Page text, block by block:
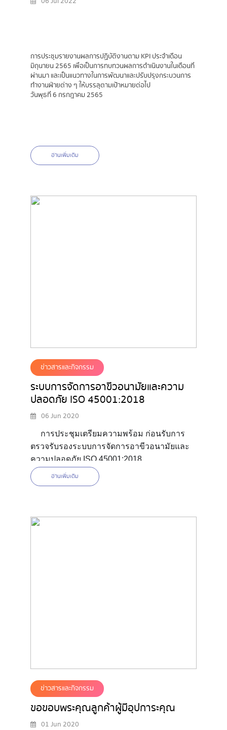
การประชุมรายงานผลการปฏิบัติงานตาม KPI ประจำเดือน
มิถุนายน 2565 เพื่อเป็นการทบทวนผลการดำเนินงานในเดือนที่
ผ่านมา และเป็นแนวทางในการพัฒนาและปรับปรุงกระบวนการ
ทำงานฝ่ายต่าง ๆ ให้บรรลุตามเป้าหมายต่อไป
วันพุธที่ 6 กรกฎาคม 2565
อ่านเพิ่มเติม
ข่าวสารและกิจกรรม
ระบบการจัดการอาขีวอนามัยและความ
ปลอดภัย ISO 45001:2018
06 Jun 2020
การประชุมเตรียมความพร้อม ก่อนรับการ
ตรวจรับรองระบบการจัดการอาขีวอนามัยและ
ความปลอดภัย ISO 45001:2018
อ่านเพิ่มเติม
ข่าวสารและกิจกรรม
ขอขอบพระคุณลูกค้าผู้มีอุปการะคุณ
01 Jun 2020